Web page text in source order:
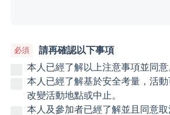
請再確認以下事項
本人已經了解以上注意事項並同意
本人已經了解基於安全考量，活
改變活動地點或中止。
本人及參加者已經了解並且同意取